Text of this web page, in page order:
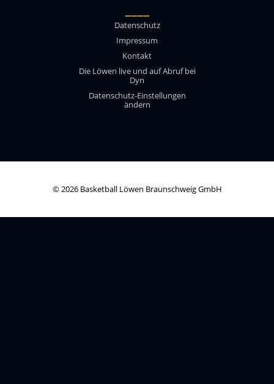
____
Datenschutz
Impressum
Kontakt
Die Löwen live und auf Abruf bei
Dyn
Datenschutz-Einstellungen
ändern
© 2026 Basketball Löwen Braunschweig GmbH